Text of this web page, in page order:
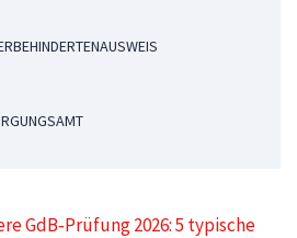
GdB‑Prüfung 2026: 5 typische